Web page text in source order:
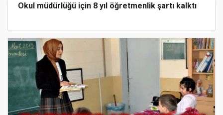
Okul müdürlüğü için 8 yıl öğretmenlik şartı kalktı